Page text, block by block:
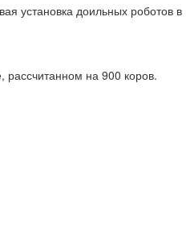
установка доильных роботов в
рассчитанном на 900 коров.